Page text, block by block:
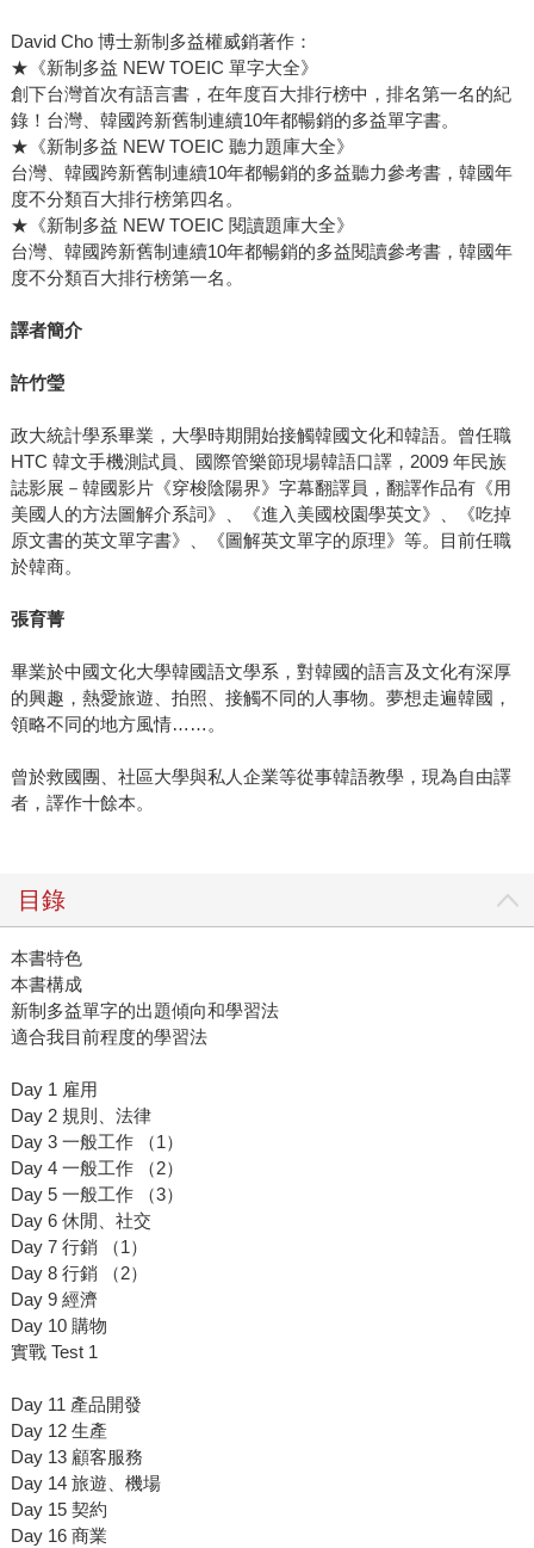
David Cho 博士新制多益權威銷著作：
★《新制多益 NEW TOEIC 單字大全》
創下台灣首次有語言書，在年度百大排行榜中，排名第一名的紀
錄！台灣、韓國跨新舊制連續10年都暢銷的多益單字書。
★《新制多益 NEW TOEIC 聽力題庫大全》
台灣、韓國跨新舊制連續10年都暢銷的多益聽力參考書，韓國年
度不分類百大排行榜第四名。
★《新制多益 NEW TOEIC 閱讀題庫大全》
台灣、韓國跨新舊制連續10年都暢銷的多益閱讀參考書，韓國年
度不分類百大排行榜第一名。
譯者簡介
許竹瑩
政大統計學系畢業，大學時期開始接觸韓國文化和韓語。曾任職
HTC 韓文手機測試員、國際管樂節現場韓語口譯，2009 年民族
誌影展－韓國影片《穿梭陰陽界》字幕翻譯員，翻譯作品有《用
美國人的方法圖解介系詞》、《進入美國校園學英文》、《吃掉
原文書的英文單字書》、《圖解英文單字的原理》等。目前任職
於韓商。
張育菁
畢業於中國文化大學韓國語文學系，對韓國的語言及文化有深厚
的興趣，熱愛旅遊、拍照、接觸不同的人事物。夢想走遍韓國，
領略不同的地方風情……。
曾於救國團、社區大學與私人企業等從事韓語教學，現為自由譯
者，譯作十餘本。
目錄
本書特色
本書構成
新制多益單字的出題傾向和學習法
適合我目前程度的學習法
Day 1 雇用
Day 2 規則、法律
Day 3 一般工作 （1）
Day 4 一般工作 （2）
Day 5 一般工作 （3）
Day 6 休閒、社交
Day 7 行銷 （1）
Day 8 行銷 （2）
Day 9 經濟
Day 10 購物
實戰 Test 1
Day 11 產品開發
Day 12 生產
Day 13 顧客服務
Day 14 旅遊、機場
Day 15 契約
Day 16 商業